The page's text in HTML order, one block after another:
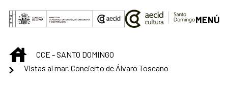
Saltar al contenido principal
MENÚ
INICIOCCE - SANTO DOMINGO
Vistas al mar. Concierto de Álvaro Toscano